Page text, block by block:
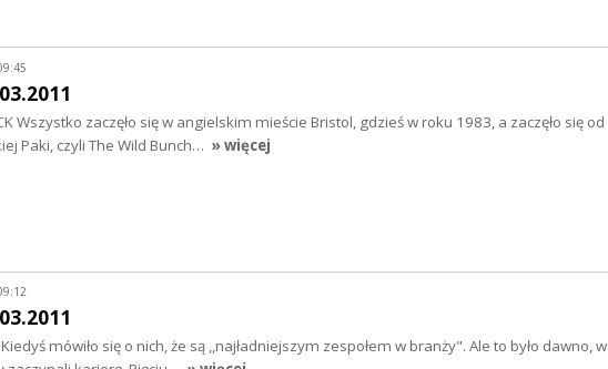
Wszystko zaczęło się w angielskim mieście Bristol, gdzieś w roku 1983, a zaczęło się od
Paki, czyli The Wild Bunch… » więcej
Kiedyś mówiło się o nich, że są ,,najładniejszym zespołem w branży". Ale to było dawno, w